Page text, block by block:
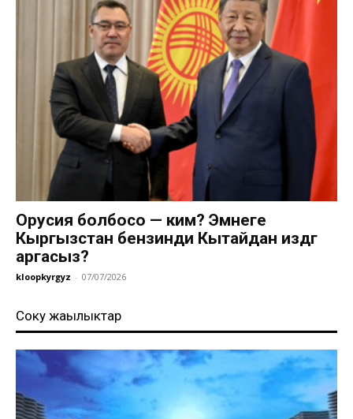
Орусия болбосо — ким? Эмнеге
Кыргызстан бензинди Кытайдан издөөгө
аргасыз?
kloopkyrgyz - 07/07/2026
Соңку жаңылыктар